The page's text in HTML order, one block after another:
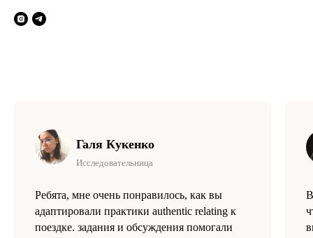
Галя Кукенко
Исследовательница
Ребята, мне очень понравилось, как вы
адаптировали практики authentic relating к
поездке. задания и обсуждения помогали